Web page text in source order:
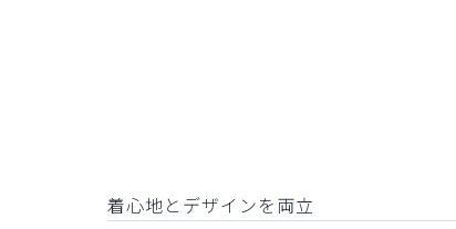
着心地とデザインを両立